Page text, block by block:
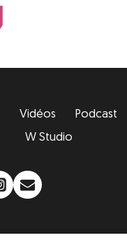
Vidéos
Podcast
W Studio